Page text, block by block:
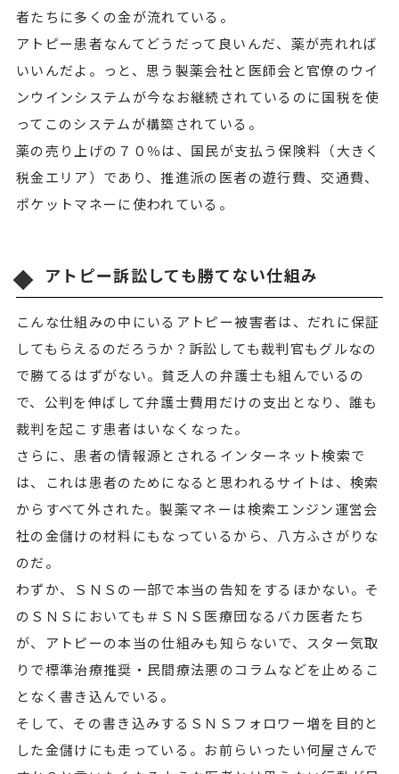
者たちに多くの金が流れている。
アトピー患者なんてどうだって良いんだ、薬が売れれば
いいんだよ。っと、思う製薬会社と医師会と官僚のウイ
ンウインシステムが今なお継続されているのに国税を使
ってこのシステムが構築されている。
薬の売り上げの７０％は、国民が支払う保険料（大きく
税金エリア）であり、推進派の医者の遊行費、交通費、
ポケットマネーに使われている。
アトピー訴訟しても勝てない仕組み
こんな仕組みの中にいるアトピー被害者は、だれに保証
してもらえるのだろうか？訴訟しても裁判官もグルなの
で勝てるはずがない。貧乏人の弁護士も組んでいるの
で、公判を伸ばして弁護士費用だけの支出となり、誰も
裁判を起こす患者はいなくなった。
さらに、患者の情報源とされるインターネット検索で
は、これは患者のためになると思われるサイトは、検索
からすべて外された。製薬マネーは検索エンジン運営会
社の金儲けの材料にもなっているから、八方ふさがりな
のだ。
わずか、ＳＮＳの一部で本当の告知をするほかない。そ
のＳＮＳにおいても＃ＳＮＳ医療団なるバカ医者たち
が、アトピーの本当の仕組みも知らないで、スター気取
りで標準治療推奨・民間療法悪のコラムなどを止めるこ
となく書き込んでいる。
そして、その書き込みするＳＮＳフォロワー増を目的と
した金儲けにも走っている。お前らいったい何屋さんで